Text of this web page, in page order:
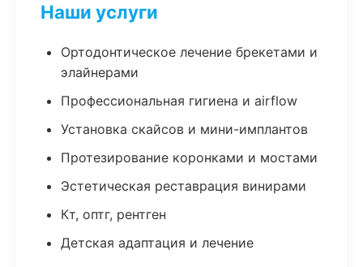
Наши услуги
Ортодонтическое лечение брекетами и
элайнерами
Профессиональная гигиена и airflow
Установка скайсов и мини-имплантов
Протезирование коронками и мостами
Эстетическая реставрация винирами
Кт, оптг, рентген
Детская адаптация и лечение